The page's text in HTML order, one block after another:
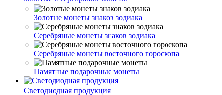
Золотые монеты знаков зодиака
Серебряные монеты знаков зодиака
Серебряные монеты восточного гороскопа
Памятные подарочные монеты
Светодиодная продукция